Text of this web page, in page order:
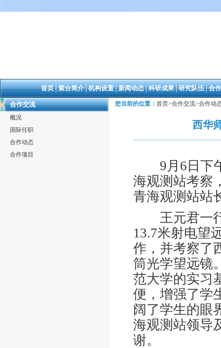
首页│紫台简介│机构设置│新闻动态│科研成果│研究队伍│合
合作交流
概况
国际任职
合作动态
合作项目
您当前的位置： 首页>合作交流>合作动
西华
9月 6 日下
海观测站考察
青海观测站站
王元君一
13.7米射电望
作，并考察了
筒光学望远镜
范大学的实习
便，增强了学
阔了学生的眼
海观测站领导
谢。